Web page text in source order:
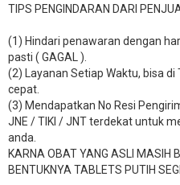
TIPS PENGINDARAN DARI
(1) Hindari penawaran dengan
pasti ( GAGAL ).
(2) Layanan Setiap Waktu, bisa di
cepat.
(3) Mendapatkan No Resi
JNE / TIKI / JNT terdekat untuk
anda.
KARNA OBAT YANG ASLI MASIH
BENTUKNYA TABLETS PUTIH